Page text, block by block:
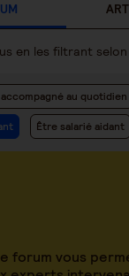
en les filtrant
Être salarié aidant
au quotidien
forum vous